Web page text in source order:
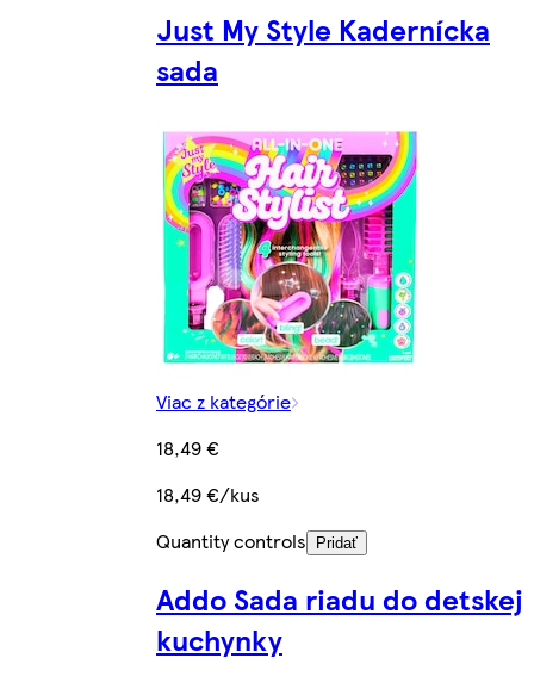
Just My Style Kadernícka
sada
Viac z kategórie
18,49 €
18,49 €/kus
Quantity controls
Pridať
Addo Sada riadu do detskej
kuchynky